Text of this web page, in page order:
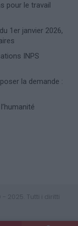
pour le travail
1er janvier 2026,
INPS
la demande :